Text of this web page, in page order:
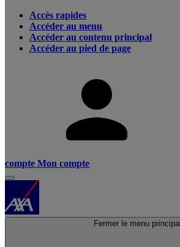
Accès rapides
Accéder au menu
Accéder au contenu principal
Accéder au pied de page
compte Mon compte
Fermer le menu principal